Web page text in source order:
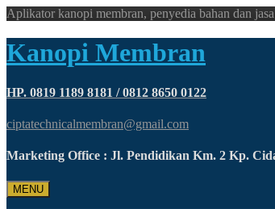
Aplikator kanopi membran, penyedia bahan dan
Kanopi Membran
HP. 0819 1189 8181 / 0812 8650 0122
ciptatechnicalmembran@gmail.com
Marketing Office : Jl. Pendidikan Km. 2 Kp.
MENU